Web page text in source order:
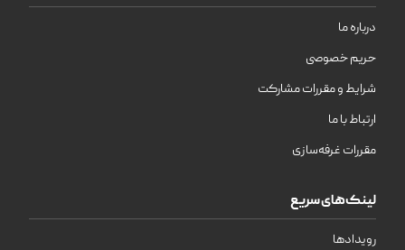
درباره ما
حریم خصوصی
شرایط و مقررات مشارکت
ارتباط با ما
مقررات غرفه‌سازی
لینک‌های سریع
رویدادها